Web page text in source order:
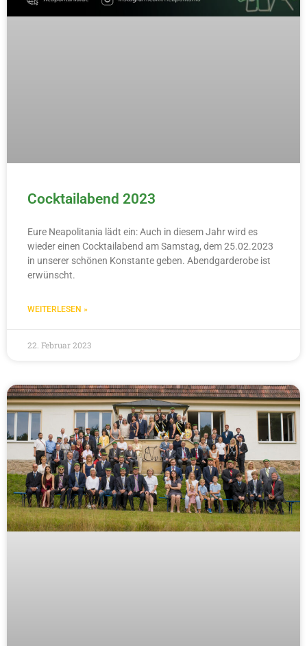
Cocktailabend 2023
Eure Neapolitania lädt ein: Auch in diesem Jahr wird es
wieder einen Cocktailabend am Samstag, dem 25.02.2023
in unserer schönen Konstante geben. Abendgarderobe ist
erwünscht.
WEITERLESEN »
22. Februar 2023